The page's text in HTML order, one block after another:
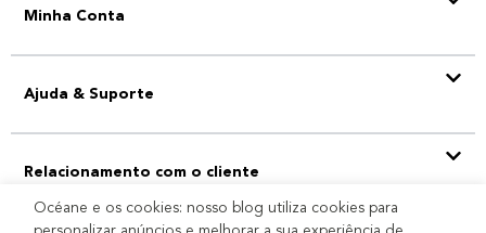
Minha Conta
Ajuda & Suporte
Relacionamento com o cliente
Océane e os cookies: nosso blog utiliza cookies para